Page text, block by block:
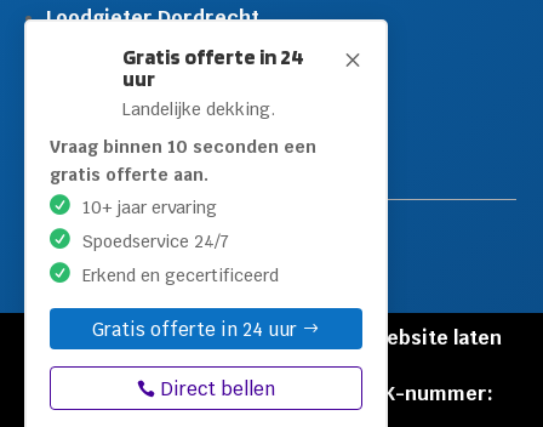
M
Gratis offerte in 24
uur
Landelijke dekking.
Vraag binnen 10 seconden een
gratis offerte aan.
10+ jaar ervaring
Spoedservice 24/7
Erkend en gecertificeerd
Gratis offerte in 24 uur
Direct bellen
Loodgieter Dordrecht
Loodgieter Rijswijk
Loodgieter Schiedam
Loodgieter Leidschendam
Loodgieter Hilversum
© Copyright Loodgieters Kwartier |
Website laten
maken door Flexamedia
Privacyverklaring|Disclaimer
KVK-nummer: